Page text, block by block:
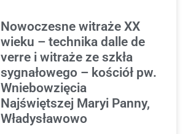
Nowoczesne witraże XX
wieku – technika dalle de
verre i witraże ze szkła
sygnałowego – kościół pw.
Wniebowzięcia
Najświętszej Maryi Panny,
Władysławowo